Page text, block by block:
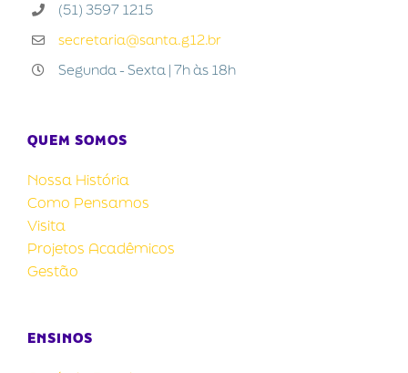
(51) 3597 1215
secretaria@santa.g12.br
Segunda - Sexta | 7h às 18h
QUEM SOMOS
Nossa História
Como Pensamos
Visita
Projetos Acadêmicos
Gestão
ENSINOS